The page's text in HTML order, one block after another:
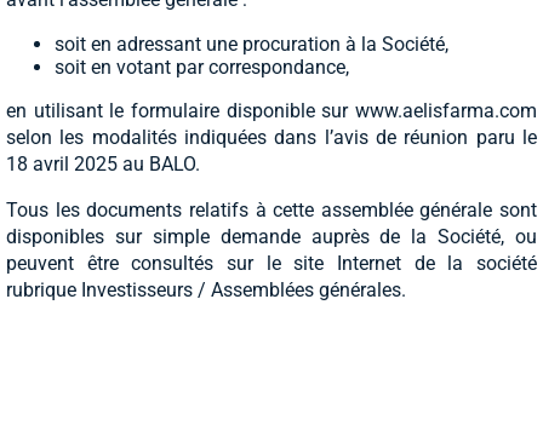
soit en adressant une procuration à la Société,
soit en votant par correspondance,
en utilisant le formulaire disponible sur www.aelisfarma.com
selon les modalités indiquées dans l’avis de réunion paru le
18 avril 2025 au BALO.
Tous les documents relatifs à cette assemblée générale sont
disponibles sur simple demande auprès de la Société, ou
peuvent être consultés sur le site Internet de la société
rubrique Investisseurs / Assemblées générales.